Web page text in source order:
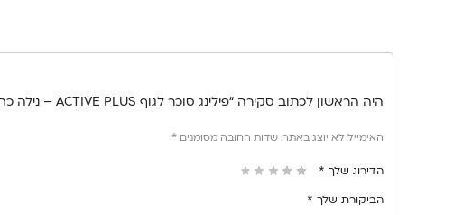
היה הראשון לכתוב סקירה “פילינג סוכר לגוף ACTIVE PLUS – נילה כחולה”
האימייל לא יוצג באתר. שדות החובה מסומנים *
הדירוג שלך *
הביקורת שלך *